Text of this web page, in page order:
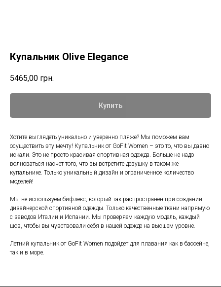
Купальник Olive Elegance
5465,00 грн.
Купить
Хотите выглядеть уникально и уверенно пляже? Мы поможем вам
осуществить эту мечту! Купальник от GoFit Women – это то, что вы давно
искали. Это не просто красивая спортивная одежда. Больше не надо
волноваться насчет того, что вы встретите девушку в таком же
купальнике. Только уникальный дизайн и ограниченное количество
моделей!
Мы не используем бифлекс, который так распространен при создании
дизайнерской спортивной одежды. Только качественные ткани напрямую
с заводов Италии и Испании. Мы проверяем каждую модель, каждый
шов, чтобы вы чувствовали себя в нашей одежде на высшем уровне.
Летний купальник от GoFit Women подойдет для плавания как в бассейне,
так и в море.